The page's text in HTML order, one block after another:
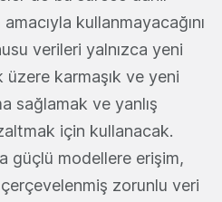
kullanmayacağını
verileri yalnızca yeni
karmaşık ve yeni
sağlamak ve yanlış
için kullanacak.
güçlü modellere erişim,
zorunlu veri